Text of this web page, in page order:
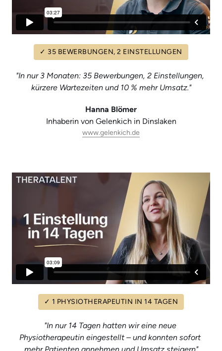
✓ 35 BEWERBUNGEN,2 EINSTELLUNGEN
"In nur 3 Monaten: 35 Bewerbungen, 2 Einstellungen,
kürzere Wartezeiten und 10 % mehr Umsatz."
Hanna Blömer
Inhaberin von Gelenkich in Dinslaken
www.gelenkich.de
✓ 1 PHYSIOTHERAPEUTIN IN14 TAGEN
"In nur 14 Tagen hatten wir eine neue
Physiotherapeutin eingestellt – und konnten sofort
mehr Patienten annehmen und Umsatz steigern"